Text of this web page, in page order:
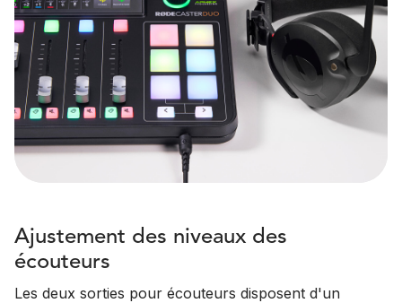
Ajustement des niveaux des
écouteurs
Les deux sorties pour écouteurs disposent d'un